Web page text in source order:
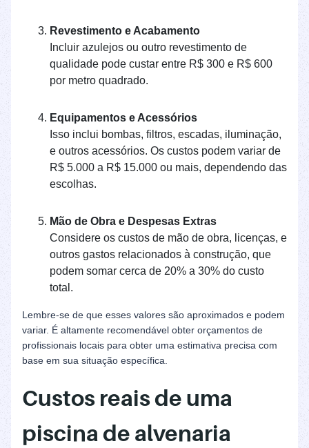
Revestimento e Acabamento
Incluir azulejos ou outro revestimento de
qualidade pode custar entre R$ 300 e R$ 600
por metro quadrado.
Equipamentos e Acessórios
Isso inclui bombas, filtros, escadas, iluminação,
e outros acessórios. Os custos podem variar de
R$ 5.000 a R$ 15.000 ou mais, dependendo das
escolhas.
Mão de Obra e Despesas Extras
Considere os custos de mão de obra, licenças, e
outros gastos relacionados à construção, que
podem somar cerca de 20% a 30% do custo
total.
Lembre-se de que esses valores são aproximados e podem
variar. É altamente recomendável obter orçamentos de
profissionais locais para obter uma estimativa precisa com
base em sua situação específica.
Custos reais de uma
piscina de alvenaria